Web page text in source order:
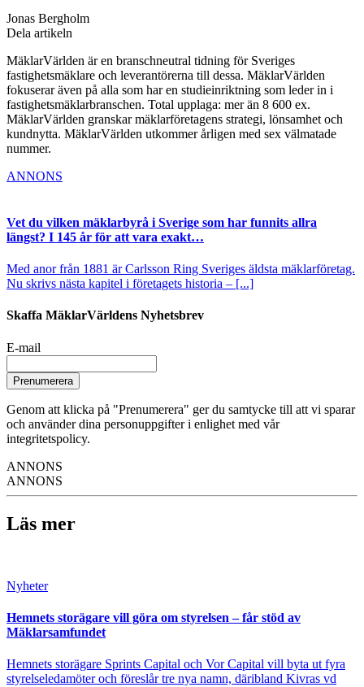
Jonas Bergholm
Dela artikeln
MäklarVärlden är en branschneutral tidning för Sveriges
fastighetsmäklare och leverantörerna till dessa. MäklarVärlden
fokuserar även på alla som har en studieinriktning som leder in i
fastighetsmäklarbranschen. Total upplaga: mer än 8 600 ex.
MäklarVärlden granskar mäklarföretagens strategi, lönsamhet och
kundnytta. MäklarVärlden utkommer årligen med sex välmatade
nummer.
ANNONS
Vet du vilken mäklarbyrå i Sverige som har funnits allra
längst? I 145 år för att vara exakt…
Med anor från 1881 är Carlsson Ring Sveriges äldsta mäklarföretag.
Nu skrivs nästa kapitel i företagets historia – [...]
Skaffa MäklarVärldens Nyhetsbrev
E-mail
Prenumerera
Genom att klicka på "Prenumerera" ger du samtycke till att vi sparar
och använder dina personuppgifter i enlighet med vår
integritetspolicy.
ANNONS
ANNONS
Läs mer
Nyheter
Hemnets storägare vill göra om styrelsen – får stöd av
Mäklarsamfundet
Hemnets storägare Sprints Capital och Vor Capital vill byta ut fyra
styrelseledamöter och föreslår tre nya namn, däribland Kivras vd